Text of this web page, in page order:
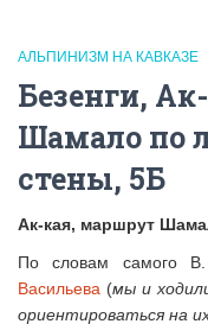
АЛЬПИНИЗМ НА КАВКАЗЕ
Безенги,
Шамало по
стены, 5Б
Ак-кая, маршрут
По словам самого
Васильева (мы и
ориентироваться на